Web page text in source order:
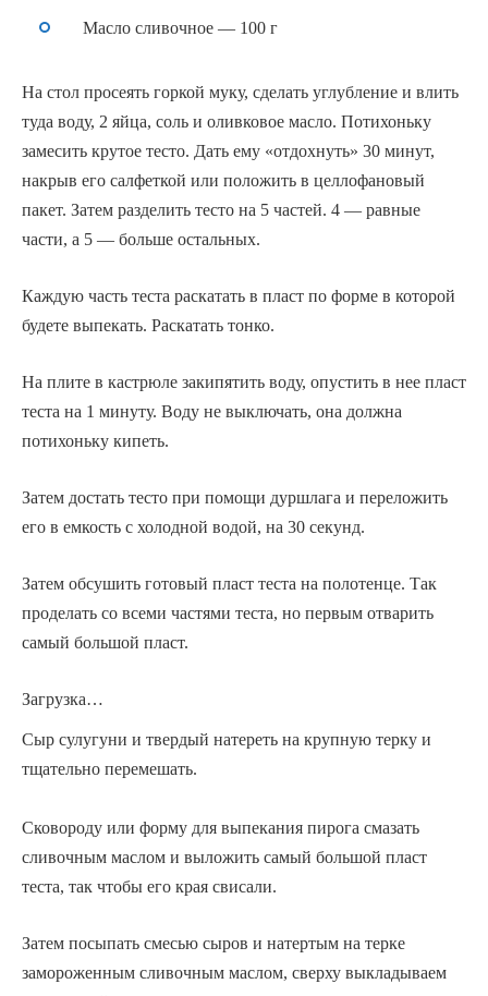
Масло сливочное — 100 г
На стол просеять горкой муку, сделать углубление и влить
туда воду, 2 яйца, соль и оливковое масло. Потихоньку
замесить крутое тесто. Дать ему «отдохнуть» 30 минут,
накрыв его салфеткой или положить в целлофановый
пакет. Затем разделить тесто на 5 частей. 4 — равные
части, а 5 — больше остальных.
Каждую часть теста раскатать в пласт по форме в которой
будете выпекать. Раскатать тонко.
На плите в кастрюле закипятить воду, опустить в нее пласт
теста на 1 минуту. Воду не выключать, она должна
потихоньку кипеть.
Затем достать тесто при помощи дуршлага и переложить
его в емкость с холодной водой, на 30 секунд.
Затем обсушить готовый пласт теста на полотенце. Так
проделать со всеми частями теста, но первым отварить
самый большой пласт.
Загрузка…
Сыр сулугуни и твердый натереть на крупную терку и
тщательно перемешать.
Сковороду или форму для выпекания пирога смазать
сливочным маслом и выложить самый большой пласт
теста, так чтобы его края свисали.
Затем посыпать смесью сыров и натертым на терке
замороженным сливочным маслом, сверху выкладываем